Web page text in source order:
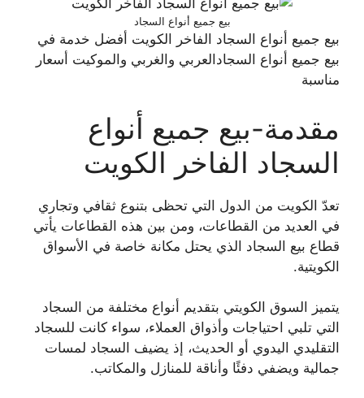
بيع جميع أنواع السجاد
بيع جميع أنواع السجاد الفاخر الكويت أفضل خدمة في
بيع جميع أنواع السجادالعربي والغربي والموكيت أسعار
مناسبة
مقدمة-بيع جميع أنواع
السجاد الفاخر الكويت
تعدّ الكويت من الدول التي تحظى بتنوع ثقافي وتجاري
في العديد من القطاعات، ومن بين هذه القطاعات يأتي
قطاع بيع السجاد الذي يحتل مكانة خاصة في الأسواق
الكويتية.
يتميز السوق الكويتي بتقديم أنواع مختلفة من السجاد
التي تلبي احتياجات وأذواق العملاء، سواء كانت للسجاد
التقليدي اليدوي أو الحديث، إذ يضيف السجاد لمسات
جمالية ويضفي دفئًا وأناقة للمنازل والمكاتب.